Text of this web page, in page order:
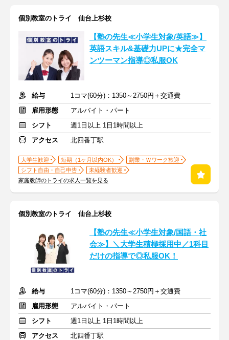
個別教室のトライ 仙台上杉校
【塾の先生≪小学生対象/英語≫】
英語スキル&基礎力UPに★完全マ
ンツーマン指導◎私服OK
給与
1コマ(60分)：1350～2750円＋交通費
雇用形態
アルバイト・パート
シフト
週1日以上 1日1時間以上
アクセス
北四番丁駅
大学生歓迎 短期（1ヶ月以内OK）
副業・Ｗワーク歓迎
シフト自由・自己申告
未経験者歓迎
家庭教師のトライの求人一覧を見る
個別教室のトライ 仙台上杉校
【塾の先生≪小学生対象/国語・社
会≫】＼大学生積極採用中／1科目
だけの指導で◎私服OK！
給与
1コマ(60分)：1350～2750円＋交通費
雇用形態
アルバイト・パート
シフト
週1日以上 1日1時間以上
アクセス
北四番丁駅